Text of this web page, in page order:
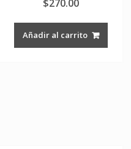
$270.00
Añadir al carrito